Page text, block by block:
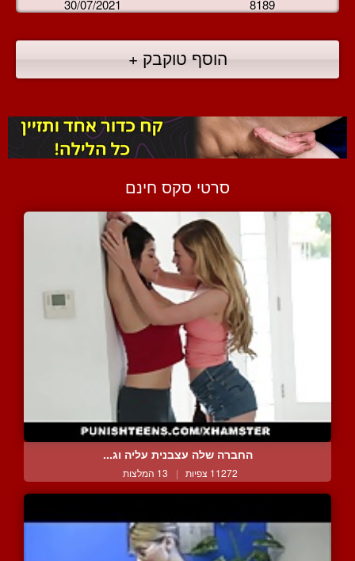
30/07/2021 8189
הוסף טוקבק +
סרטי סקס חינם
החברה שלה עצבנית עליה וג...
11272 צפיות | 13 המלצות